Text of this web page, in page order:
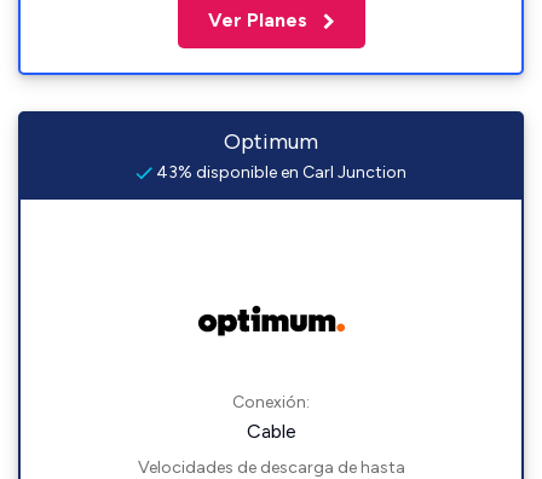
Ver Planes
Optimum
43% disponible en Carl Junction
Conexión:
Cable
Velocidades de descarga de hasta